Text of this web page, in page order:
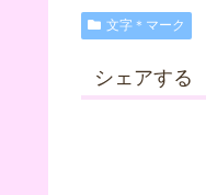
文字＊マーク
シェアする